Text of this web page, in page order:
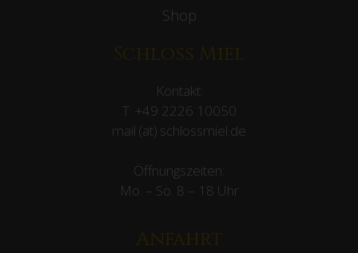
Shop
Schloss Miel
Kontakt:
T: +49 2226 10050
mail (at) schlossmiel.de
Öffnungszeiten:
Mo. – So. 8 – 18 Uhr
Anfahrt